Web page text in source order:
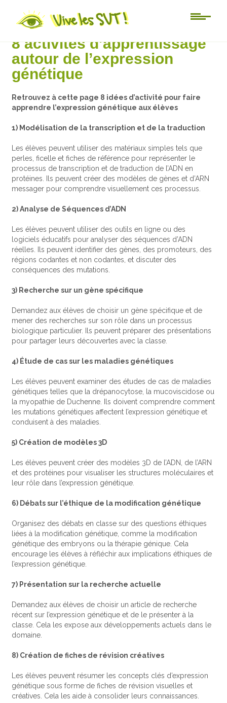
Au jour le jour
8 activités d’apprentissage
autour de l’expression
génétique
Retrouvez à cette page 8 idées d’activité pour faire
apprendre l’expression génétique aux élèves
1) Modélisation de la transcription et de la traduction
Les élèves peuvent utiliser des matériaux simples tels que
perles, ficelle et fiches de référence pour représenter le
processus de transcription et de traduction de l’ADN en
protéines. Ils peuvent créer des modèles de gènes et d’ARN
messager pour comprendre visuellement ces processus.
2) Analyse de Séquences d’ADN
Les élèves peuvent utiliser des outils en ligne ou des
logiciels éducatifs pour analyser des séquences d’ADN
réelles. Ils peuvent identifier des gènes, des promoteurs, des
régions codantes et non codantes, et discuter des
conséquences des mutations.
3) Recherche sur un gène spécifique
Demandez aux élèves de choisir un gène spécifique et de
mener des recherches sur son rôle dans un processus
biologique particulier. Ils peuvent préparer des présentations
pour partager leurs découvertes avec la classe.
4) Étude de cas sur les maladies génétiques
Les élèves peuvent examiner des études de cas de maladies
génétiques telles que la drépanocytose, la mucoviscidose ou
la myopathie de Duchenne. Ils doivent comprendre comment
les mutations génétiques affectent l’expression génétique et
conduisent à des maladies.
5) Création de modèles 3D
Les élèves peuvent créer des modèles 3D de l’ADN, de l’ARN
et des protéines pour visualiser les structures moléculaires et
leur rôle dans l’expression génétique.
6) Débats sur l’éthique de la modification génétique
Organisez des débats en classe sur des questions éthiques
liées à la modification génétique, comme la modification
génétique des embryons ou la thérapie génique. Cela
encourage les élèves à réfléchir aux implications éthiques de
l’expression génétique.
7) Présentation sur la recherche actuelle
Demandez aux élèves de choisir un article de recherche
récent sur l’expression génétique et de le présenter à la
classe. Cela les expose aux développements actuels dans le
domaine.
8) Création de fiches de révision créatives
Les élèves peuvent résumer les concepts clés d’expression
génétique sous forme de fiches de révision visuelles et
créatives. Cela les aide à consolider leurs connaissances.